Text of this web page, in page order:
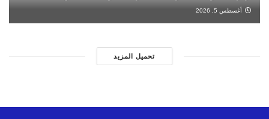
أغسطس 5, 2026
تحميل المزيد